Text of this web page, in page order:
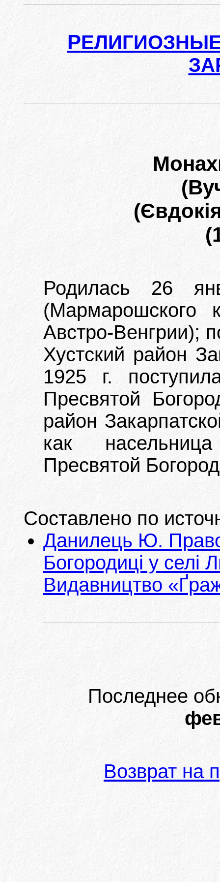
Р
Родилась 26
(Мармарошского
Австро-Венгрии);
Хустский район
1925 г.
Пресвятой
район
как
Пресвятой
Составлено по
Данилець Ю.
Богородиці у селі
Видавництво
Последнее
Возврат на